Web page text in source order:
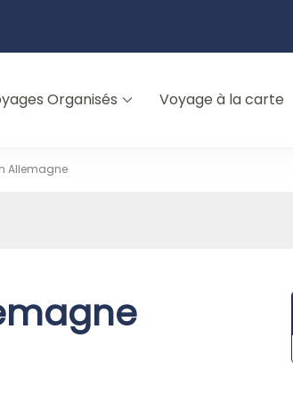
Organisés Voyage à la carte
Allemagne